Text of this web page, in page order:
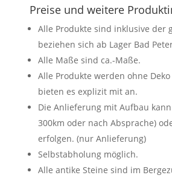
Preise und weitere
Alle Produkte sind inklusive der
beziehen sich ab Lager Bad
Alle Maße sind ca.-Maße.
Alle Produkte werden ohne
bieten es explizit mit an.
Die Anlieferung mit Aufbau
300km oder nach Absprache)
erfolgen. (nur Anlieferung)
Selbstabholung möglich.
Alle antike Steine sind im